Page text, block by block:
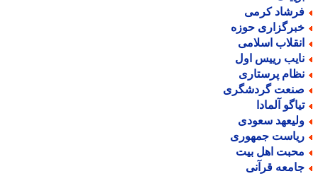
کرمی
حوزه
اسلامی
رییس اول
پرستاری
گردشگری
آلمادا
سعودی
جمهوری
اهل بیت
قرآنی